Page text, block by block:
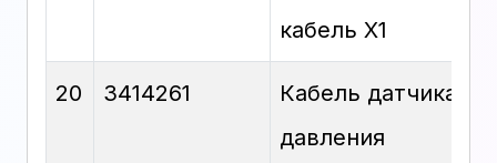
кабель X1
20 3414261
Кабель датчика
давления